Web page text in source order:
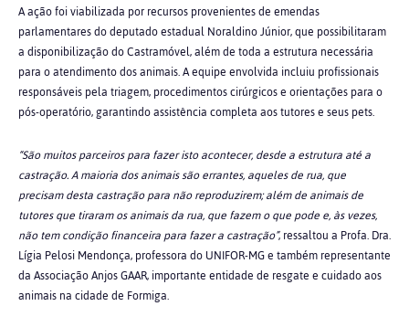
A ação foi viabilizada por recursos provenientes de emendas
parlamentares do deputado estadual Noraldino Júnior, que possibilitaram
a disponibilização do Castramóvel, além de toda a estrutura necessária
para o atendimento dos animais. A equipe envolvida incluiu profissionais
responsáveis pela triagem, procedimentos cirúrgicos e orientações para o
pós-operatório, garantindo assistência completa aos tutores e seus pets.
“São muitos parceiros para fazer isto acontecer, desde a estrutura até a
castração. A maioria dos animais são errantes, aqueles de rua, que
precisam desta castração para não reproduzirem; além de animais de
tutores que tiraram os animais da rua, que fazem o que pode e, às vezes,
não tem condição financeira para fazer a castração”, ressaltou a Profa. Dra.
Lígia Pelosi Mendonça, professora do UNIFOR-MG e também representante
da Associação Anjos GAAR, importante entidade de resgate e cuidado aos
animais na cidade de Formiga.